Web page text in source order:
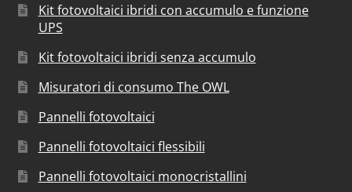
Kit fotovoltaici ibridi con accumulo e funzione
UPS
Kit fotovoltaici ibridi senza accumulo
Misuratori di consumo The OWL
Pannelli fotovoltaici
Pannelli fotovoltaici flessibili
Pannelli fotovoltaici monocristallini